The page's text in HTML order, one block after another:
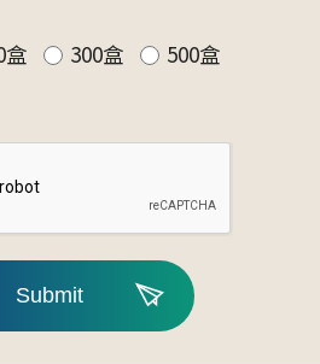
盒 300盒 500盒
Submit